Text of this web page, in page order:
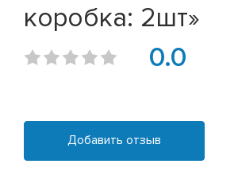
коробка: 2шт»
0.0
Добавить отзыв